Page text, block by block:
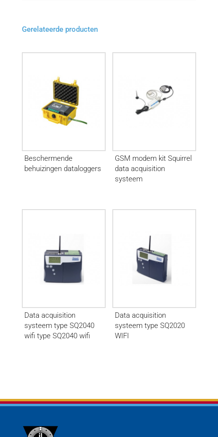
Gerelateerde producten
Beschermende
behuizingen dataloggers
GSM modem kit Squirrel
data acquisition
systeem
Data acquisition
systeem type SQ2040
wifi type SQ2040 wifi
Data acquisition
systeem type SQ2020
WIFI